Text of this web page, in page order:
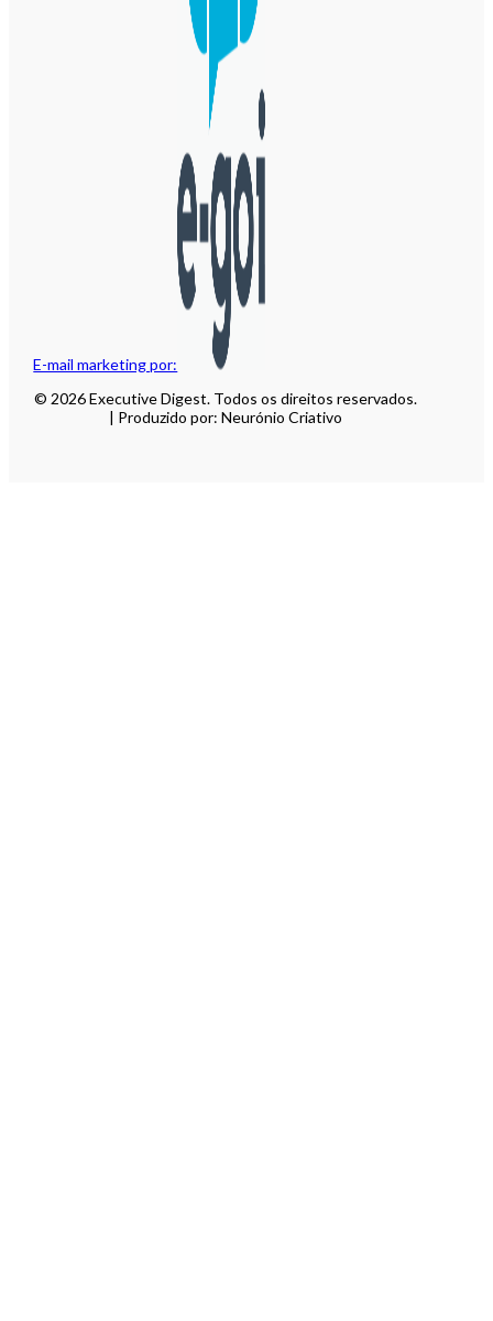
E-mail marketing por:
© 2026 Executive Digest. Todos os direitos reservados.
| Produzido por: Neurónio Criativo